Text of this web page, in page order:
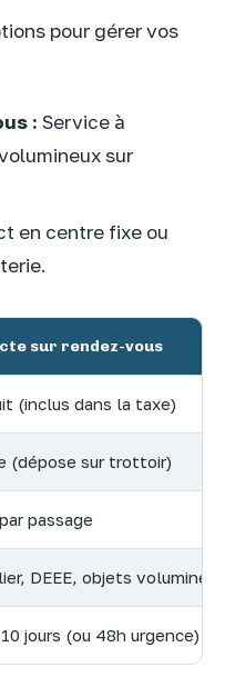
pour gérer vos
: Service à
sur
en centre fixe ou
sur rendez-vous
(inclus dans la taxe)
(dépose sur trottoir)
passage
DEEE, objets
jours (ou 48h urgence)